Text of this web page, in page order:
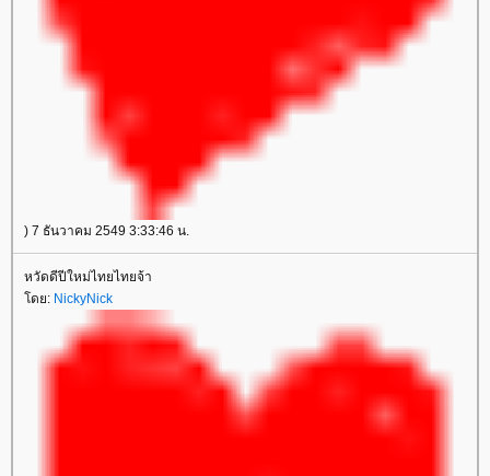
) 7 ธันวาคม 2549 3:33:46 น.
หวัดดีปีใหม่ไทยไทยจ้า
โดย: NickyNick